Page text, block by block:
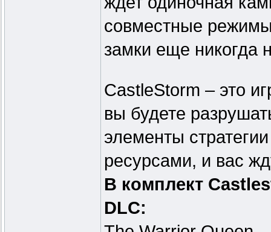
совместные
замки еще никогда
CastleStorm – это
вы будете
элементы
ресурсами, и вас
В комплект
DLC: